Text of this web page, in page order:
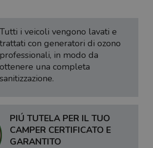
Tutti i veicoli vengono lavati e
trattati con generatori di ozono
professionali, in modo da
ottenere una completa
sanitizzazione.
PIÚ TUTELA PER IL TUO
CAMPER CERTIFICATO E
GARANTITO